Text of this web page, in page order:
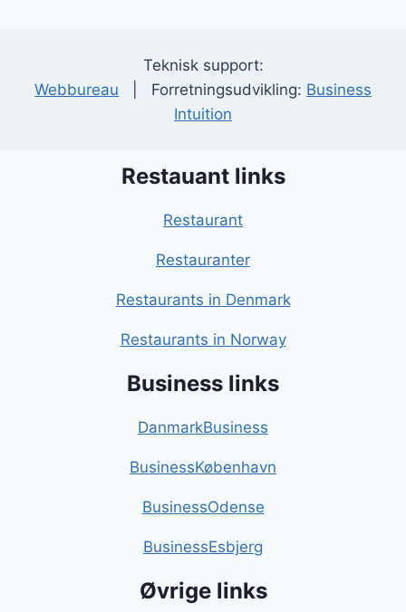
Teknisk support:
Webbureau | Forretningsudvikling: Business
Intuition
Restauant links
Restaurant
Restauranter
Restaurants in Denmark
Restaurants in Norway
Business links
DanmarkBusiness
BusinessKøbenhavn
BusinessOdense
BusinessEsbjerg
Øvrige links